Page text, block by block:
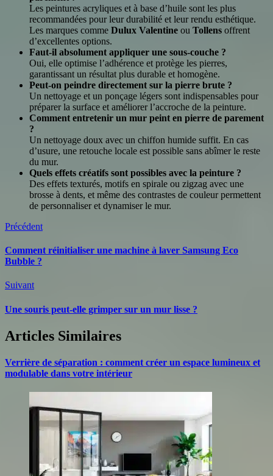
Les peintures acryliques et à base d’huile sont les plus
recommandées pour leur durabilité et leur rendu esthétique.
Les marques comme Dulux Valentine ou Tollens offrent
d’excellentes options.
Faut-il absolument appliquer une sous-couche ?
Oui, elle optimise l’adhérence et protège les pierres,
garantissant un résultat plus durable et homogène.
Peut-on peindre directement sur la pierre brute ?
Un nettoyage et un ponçage légers sont indispensables pour
préparer la surface et améliorer l’accroche de la peinture.
Comment entretenir un mur peint en pierre de parement
?
Un nettoyage doux avec un chiffon humide suffit. En cas
d’usure, une retouche locale est possible sans abîmer le reste
du mur.
Quels effets créatifs sont possibles avec la peinture ?
Des effets texturés, motifs en spirale ou zigzag avec une
brosse à dents, et même des contrastes de couleur permettent
de personnaliser et dynamiser le mur.
Précédent
Comment réinitialiser une machine à laver Samsung Eco
Bubble ?
Suivant
Une souris peut-elle grimper sur un mur lisse ?
Articles Similaires
Verrière de séparation : comment créer un espace lumineux et
modulable dans votre intérieur